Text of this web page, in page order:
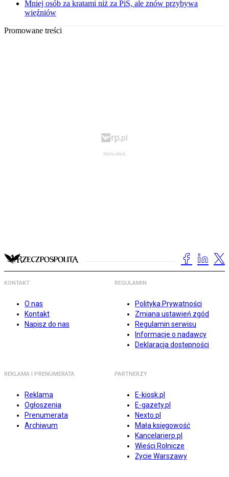
Mniej osób za kratami niż za PiS, ale znów przybywa
więźniów
Promowane treści
KONTAKT
O nas
Kontakt
Napisz do nas
REGULAMIN
Polityka Prywatności
Zmiana ustawień zgód
Regulamin serwisu
Informacje o nadawcy
Deklaracja dostępności
REKLAMA I PRENUMERATA
Reklama
Ogłoszenia
Prenumerata
Archiwum
PARTNERZY
E-kiosk.pl
E-gazety.pl
Nexto.pl
Mała księgowość
Kancelarierp.pl
Wieści Rolnicze
Życie Warszawy